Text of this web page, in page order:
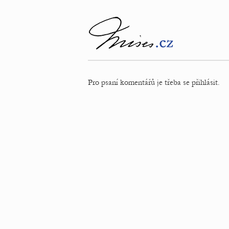
Pro psaní komentářů je třeba se přihlásit.